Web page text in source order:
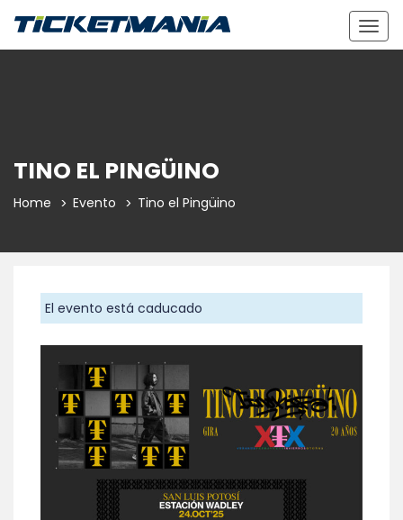
TINO EL PINGÜINO
Home Evento Tino el Pingüino
El evento está caducado